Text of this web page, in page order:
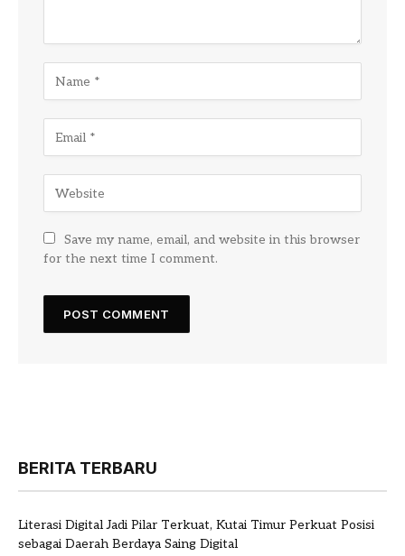
Save my name, email, and website in this browser
for the next time I comment.
BERITA TERBARU
Literasi Digital Jadi Pilar Terkuat, Kutai Timur Perkuat Posisi
sebagai Daerah Berdaya Saing Digital